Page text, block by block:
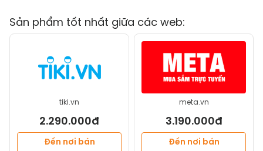
Sản phẩm tốt nhất giữa các web:
tiki.vn
2.290.000đ
Đến nơi bán
meta.vn
3.190.000đ
Đến nơi bán